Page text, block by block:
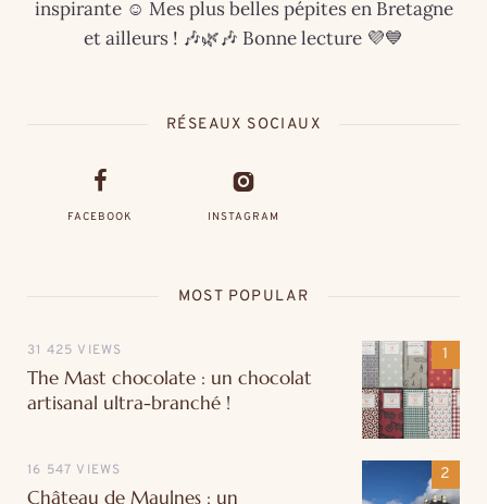
inspirante ☺️ Mes plus belles pépites en Bretagne
et ailleurs ! 🎶🌿🎶 Bonne lecture 💜💙
RÉSEAUX SOCIAUX
FACEBOOK INSTAGRAM
MOST POPULAR
31 425 VIEWS
The Mast chocolate : un chocolat
artisanal ultra-branché !
16 547 VIEWS
Château de Maulnes : un